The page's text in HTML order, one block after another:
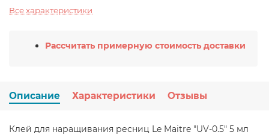
Все характеристики
Рассчитать примерную стоимость доставки
Описание Характеристики Отзывы
Клей для наращивания ресниц Le Maitre "UV-0.5" 5 мл